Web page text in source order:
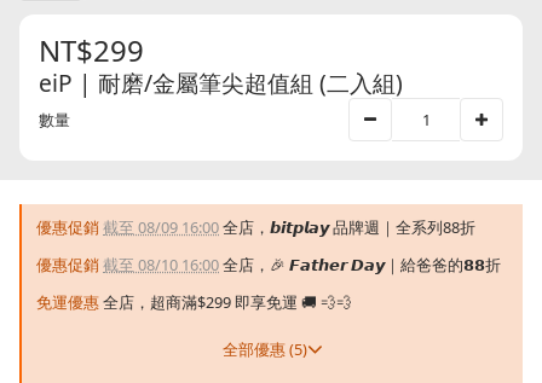
NT$299
eiP | 耐磨/金屬筆尖超值組 (二入組)
數量
優惠促銷截至 08/09 16:00全店，𝙗𝙞𝙩𝙥𝙡𝙖𝙮 品牌週｜全系列88折
優惠促銷截至 08/10 16:00全店，🎉 𝙁𝙖𝙩𝙝𝙚𝙧 𝘿𝙖𝙮｜給爸爸的𝟴𝟴折
免運優惠全店，超商滿$299 即享免運 🚚 💨💨
全部優惠 (5)